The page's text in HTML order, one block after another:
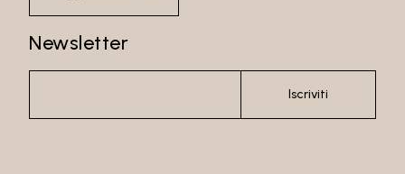
Newsletter
Iscriviti